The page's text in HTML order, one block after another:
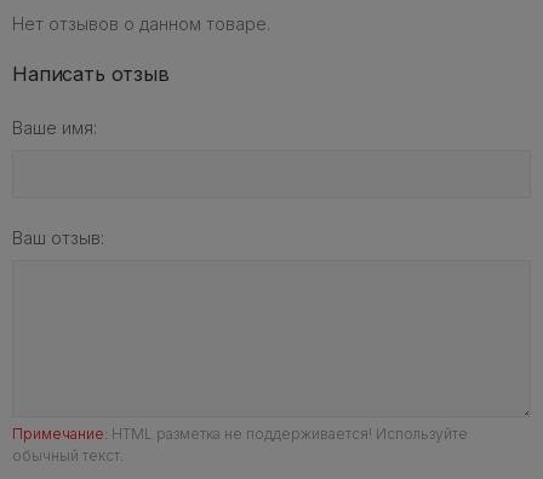
Нет отзывов о данном товаре.
Написать отзыв
Ваше имя:
Ваш отзыв:
Примечание: HTML разметка не поддерживается! Используйте
обычный текст.